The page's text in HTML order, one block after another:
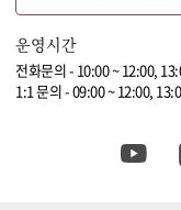
운영시간
전화문의 - 10:00 ~ 12:00,
1:1 문의 - 09:00 ~ 12:00,